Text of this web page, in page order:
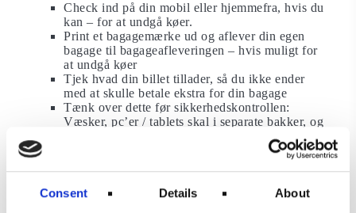
Consent Details About
Check ind på din mobil eller hjemmefra, hvis du
kan – for at undgå køer.
Print et bagagemærke ud og aflever din egen
bagage til bagageafleveringen – hvis muligt for
at undgå køer
Tjek hvad din billet tillader, så du ikke ender
med at skulle betale ekstra for din bagage
Tænk over dette før sikkerhedskontrollen:
Væsker, pc’er / tablets skal i separate bakker, og
Mød op i lufthavnen i henhold til den planlagte
ingen specifik regel for mødetid, da selskaberne